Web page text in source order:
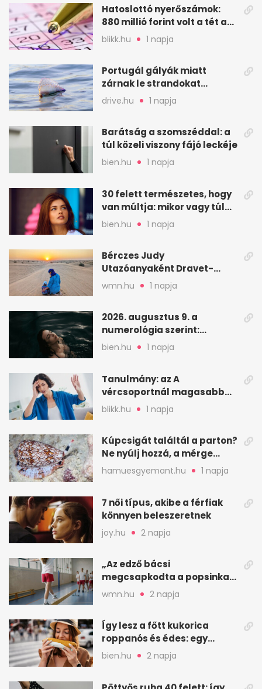
Hatoslottó nyerőszámok:
880 millió forint volt a tét a
32. héten
blikk.hu 1 napja
Portugál gályák miatt
zárnak le strandokat
Spanyolország északi
drive.hu 1 napja
Barátság a szomszéddal: a
túl közeli viszony fájó leckéje
bien.hu 1 napja
30 felett természetes, hogy
van múltja: mikor vagy túl
válogatós?
bien.hu 1 napja
Bérczes Judy
Utazóanyaként Dravet-
szindrómás kislányával is
wmn.hu 1 napja
2026. augusztus 9. a
numerológia szerint:
lezárás, megbocsátás,
bien.hu 1 napja
Tanulmány: az A
vércsoportnál magasabb
lehet a sztrók kockázata
blikk.hu 1 napja
Kúpcsigát találtál a parton?
Ne nyúlj hozzá, a mérge
halálos is lehet
hamuesgyemant.hu 1 napja
7 női típus, akibe a férfiak
könnyen beleszeretnek
joy.hu 2 napja
„Az edző bácsi
megcsapkodta a popsinkat”
– Klára nyári táboros
wmn.hu 2 napja
Így lesz a főtt kukorica
roppanós és édes: egy
zöldséges trükkje
bien.hu 2 napja